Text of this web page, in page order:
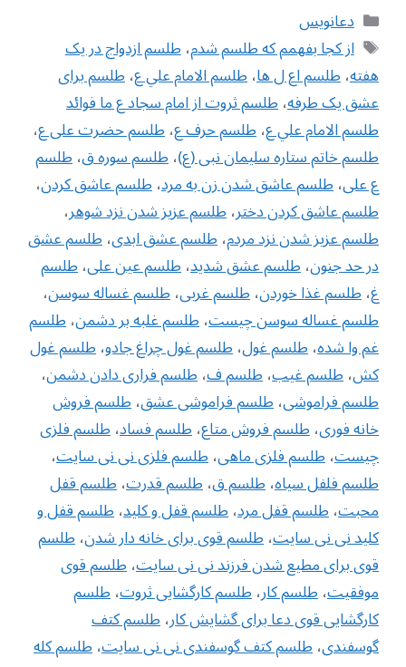
دسته‌ها
دعانویس
برچسب‌ها
از کجا بفهمم که طلسم شدم،طلسم ازدواج در یک
هفته،طلسم اع ل ها،طلسم الامام علي ع،طلسم برای
عشق یک طرفه،طلسم ثروت از امام سجاد ع ما فوائد
طلسم الامام علي ع،طلسم حرف ع،طلسم حضرت علی ع،
طلسم خاتم ستاره سلیمان نبی (ع)،طلسم سوره ق،طلسم
ع علی،طلسم عاشق شدن زن به مرد،طلسم عاشق كردن،
طلسم عاشق كردن دختر،طلسم عزیز شدن نزد شوهر،
طلسم عزیز شدن نزد مردم،طلسم عشق ابدی،طلسم عشق
در حد جنون،طلسم عشق شدید،طلسم عین علی،طلسم
غ،طلسم غذا خوردن،طلسم غربی،طلسم غساله سوسن،
طلسم غساله سوسن چیست،طلسم غلبه بر دشمن،طلسم
غم وا شده،طلسم غول،طلسم غول چراغ جادو،طلسم غول
کش،طلسم غیب،طلسم ف،طلسم فراری دادن دشمن،
طلسم فراموشی،طلسم فراموشی عشق،طلسم فروش
خانه فوری،طلسم فروش متاع،طلسم فساد،طلسم فلزی
چیست،طلسم فلزی ماهی،طلسم فلزی نی نی سایت،
طلسم فلفل سیاه،طلسم ق،طلسم قدرت،طلسم قفل
محبت،طلسم قفل مرد،طلسم قفل و کلید،طلسم قفل و
کلید نی نی سایت،طلسم قوی برای خانه دار شدن،طلسم
قوی برای مطیع شدن فرزند نی نی سایت،طلسم قوی
موفقیت،طلسم کار،طلسم کارگشایی ثروت،طلسم
کارگشایی قوی دعا برای گشایش کار،طلسم کتف
گوسفندی،طلسم کتف گوسفندی نی نی سایت،طلسم کله